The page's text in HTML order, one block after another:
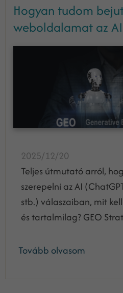
Hogyan tudom
weboldalamat az AI
2025/12/20
Teljes útmutató arról,
szerepelni az AI
stb.) válaszaiban, mit
és tartalmilag? GEO
Tovább olvasom